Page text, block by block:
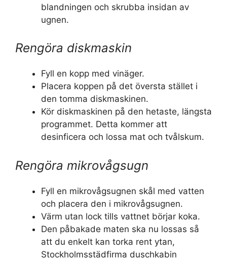
blandningen och skrubba insidan av
ugnen.
Rengöra diskmaskin
Fyll en kopp med vinäger.
Placera koppen på det översta stället i
den tomma diskmaskinen.
Kör diskmaskinen på den hetaste, längsta
programmet. Detta kommer att
desinficera och lossa mat och tvålskum.
Rengöra mikrovågsugn
Fyll en mikrovågsugnen skål med vatten
och placera den i mikrovågsugnen.
Värm utan lock tills vattnet börjar koka.
Den påbakade maten ska nu lossas så
att du enkelt kan torka rent ytan,
Stockholmsstädfirma duschkabin